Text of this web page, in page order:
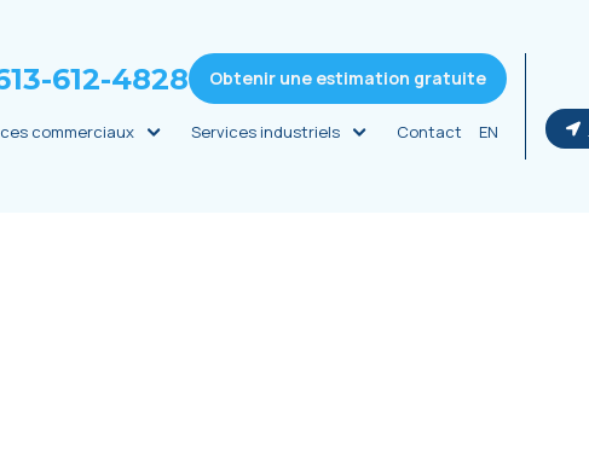
612-4828 Obtenir une estimation gratuite
commerciaux Services industriels Contact EN